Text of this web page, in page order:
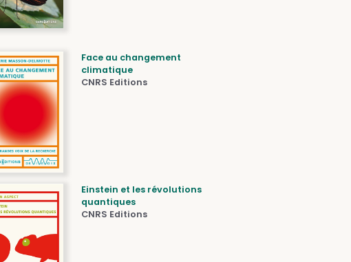
Face au changement
climatique
CNRS Editions
Einstein et les révolutions
quantiques
CNRS Editions